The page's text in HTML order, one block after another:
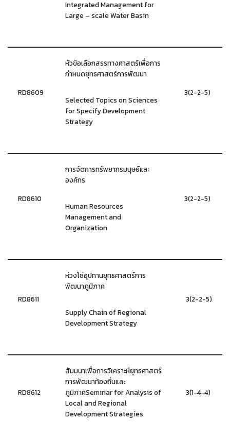
Integrated Management for
Large – scale Water Basin
RD8609
หัวข้อเลือกสรรทางศาสตร์เพื่อการ
กำหนดยุทธศาสตร์การพัฒนา
Selected Topics on Sciences
for Specify Development
Strategy
3(2-2-5)
RD8610
การจัดการทรัพยากรมนุษย์และ
องค์กร
Human Resources
Management and
Organization
3(2-2-5)
RD8611
ห่วงโซ่อุปทานยุทธศาสตร์การ
พัฒนาภูมิภาค
Supply Chain of Regional
Development Strategy
3(2-2-5)
RD8612
สัมมนาเพื่อการวิเคราะห์ยุทธศาสตร์
การพัฒนาท้องถิ่นและ
ภูมิภาคSeminar for Analysis of
Local and Regional
Development Strategies
3(1-4-4)